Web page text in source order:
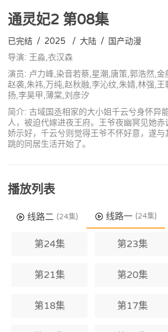
通灵妃2 第08集
已完结 / 2025 / 大陆 / 国产动漫
导演: 王淼,衣汉森
演员: 卢力峰,染音若蔡,星潮,唐策,郭浩然,
赵袭,朱祎,万纯,赵秋融,李沁纹,朱婧,林强,
扬,李昊甲,薄棠,刘彦汐
简介: 古域国丞相家的大小姐千云兮身怀异
人，被迫代嫁进夜王府。王爷夜幽冥见她
娇示好，千云兮则觉得王爷不怀好意，遂
跳的同居生活开始了。
播放列表
线路二 (24集) 线路一 (24集)
第24集 第23集
第21集 第20集
第18集 第17集